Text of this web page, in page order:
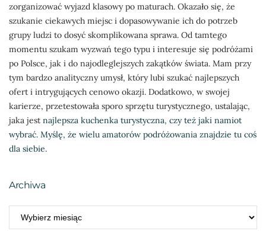
zorganizować wyjazd klasowy po maturach. Okazało się, że
szukanie ciekawych miejsc i dopasowywanie ich do potrzeb
grupy ludzi to dosyć skomplikowana sprawa. Od tamtego
momentu szukam wyzwań tego typu i interesuje się podróżami
po Polsce, jak i do najodleglejszych zakątków świata. Mam przy
tym bardzo analityczny umysł, który lubi szukać najlepszych
ofert i intrygujących cenowo okazji. Dodatkowo, w swojej
karierze, przetestowała sporo sprzętu turystycznego, ustalając,
jaka jest najlepsza kuchenka turystyczna, czy też jaki namiot
wybrać. Myślę, że wielu amatorów podróżowania znajdzie tu coś
dla siebie.
Archiwa